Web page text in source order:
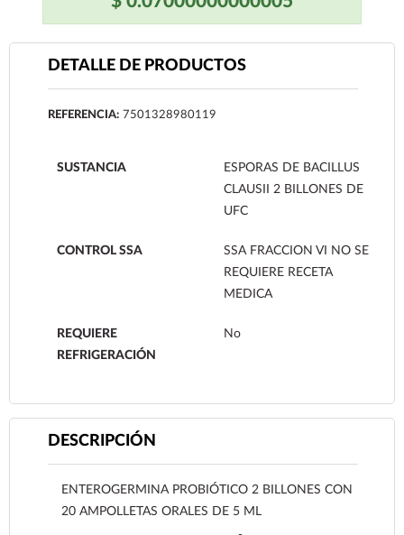
DETALLE DE PRODUCTOS
REFERENCIA: 7501328980119
SUSTANCIA
ESPORAS DE BACILLUS
CLAUSII 2 BILLONES DE
UFC
CONTROL SSA
SSA FRACCION VI NO SE
REQUIERE RECETA
MEDICA
REQUIERE
REFRIGERACIÓN
No
DESCRIPCIÓN
ENTEROGERMINA PROBIÓTICO 2 BILLONES CON
20 AMPOLLETAS ORALES DE 5 ML